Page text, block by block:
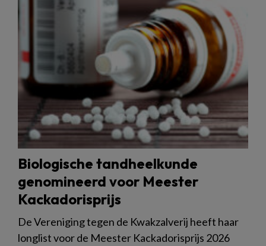
Biologische tandheelkunde
genomineerd voor Meester
Kackadorisprijs
De Vereniging tegen de Kwakzalverij heeft haar
longlist voor de Meester Kackadorisprijs 2026